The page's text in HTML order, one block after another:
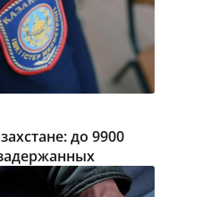
до 9900